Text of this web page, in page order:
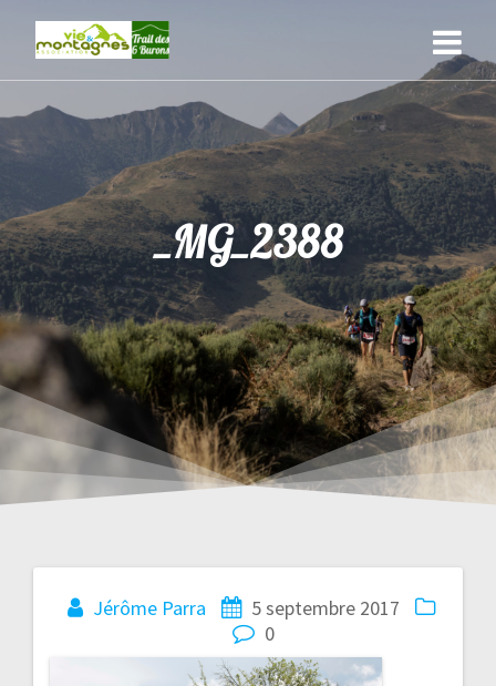
content
_MG_2388
Jérôme Parra
5 septembre 2017
0
Navigation
de